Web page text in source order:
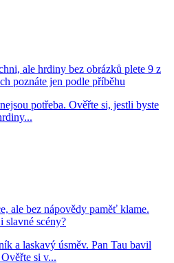
ale hrdiny bez obrázků plete 9 z
poznáte jen podle příběhu
potřeba. Ověřte si, jestli byste
ale bez nápovědy paměť klame.
slavné scény?
a laskavý úsměv. Pan Tau bavil
si v...